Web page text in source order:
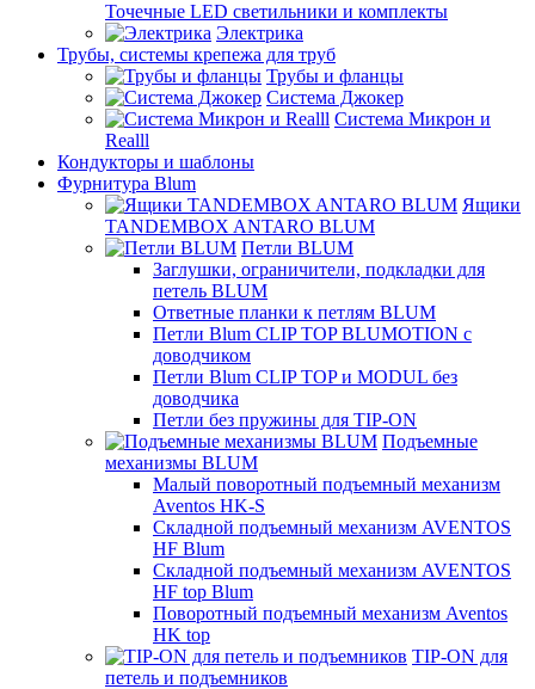
Точечные LED светильники и комплекты
Электрика
Трубы, системы крепежа для труб
Трубы и фланцы
Система Джокер
Система Микрон и
Realll
Кондукторы и шаблоны
Фурнитура Blum
Ящики
TANDEMBOX ANTARO BLUM
Петли BLUM
Заглушки, ограничители, подкладки для
петель BLUM
Ответные планки к петлям BLUM
Петли Blum CLIP TOP BLUMOTION с
доводчиком
Петли Blum CLIP TOP и MODUL без
доводчика
Петли без пружины для TIP-ON
Подъемные
механизмы BLUM
Малый поворотный подъемный механизм
Aventos HK-S
Складной подъемный механизм AVENTOS
HF Blum
Складной подъемный механизм AVENTOS
HF top Blum
Поворотный подъемный механизм Aventos
HK top
TIP-ON для
петель и подъемников